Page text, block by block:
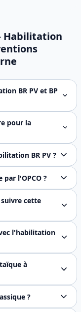
Habilitation
BR PV et BP
pour la
pour tout
BR PV ?
3 ans. Un
par l'OPCO ?
ce qui garantit
cette
formation BR
l'habilitation
de
à
raccordée au
?